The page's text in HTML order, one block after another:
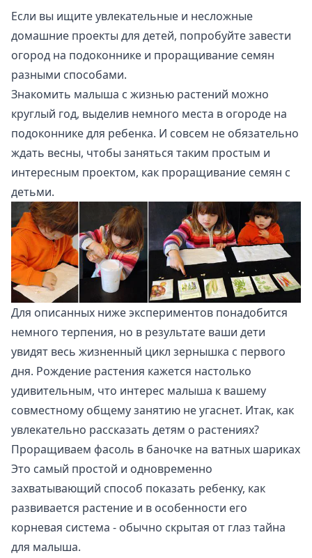
Если вы ищите увлекательные и несложные
домашние проекты для детей, попробуйте завести
огород на подоконнике и проращивание семян
разными способами.
Знакомить малыша с жизнью растений можно
круглый год, выделив немного места в огороде на
подоконнике для ребенка. И совсем не обязательно
ждать весны, чтобы заняться таким простым и
интересным проектом, как проращивание семян с
детьми.
Для описанных ниже экспериментов понадобится
немного терпения, но в результате ваши дети
увидят весь жизненный цикл зернышка с первого
дня. Рождение растения кажется настолько
удивительным, что интерес малыша к вашему
совместному общему занятию не угаснет. Итак, как
увлекательно рассказать детям о растениях?
Проращиваем фасоль в баночке на ватных шариках
Это самый простой и одновременно
захватывающий способ показать ребенку, как
развивается растение и в особенности его
корневая система - обычно скрытая от глаз тайна
для малыша.